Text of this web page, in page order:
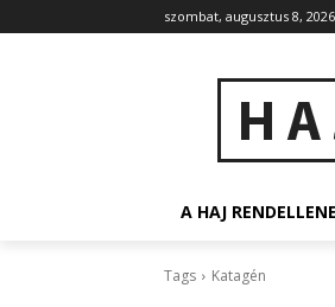
szombat, augusztus 8, 2026
A HAJ
Tags Katagén